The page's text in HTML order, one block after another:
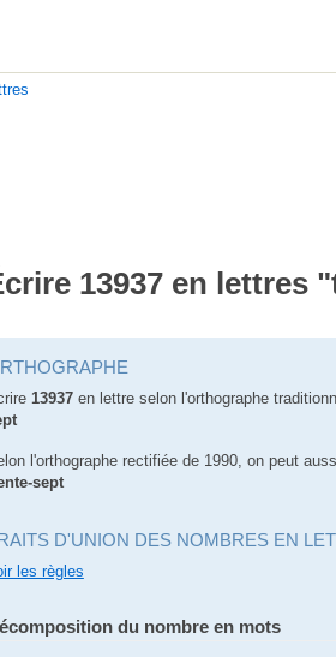
13937 en lettres
13937en lettre selon l'orthographe
l'orthographe rectifiée de 1990, on peut
sept
D'UNION DES NOMBRES EN
les règles
du nombre en mots